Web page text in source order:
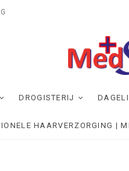
DROGISTERIJ
HAARVERZORGING |